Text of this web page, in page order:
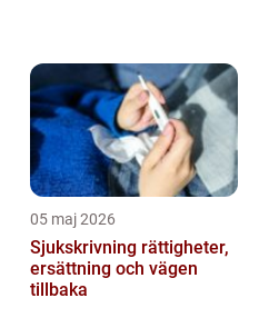
05 maj 2026
Sjukskrivning rättigheter,
ersättning och vägen
tillbaka